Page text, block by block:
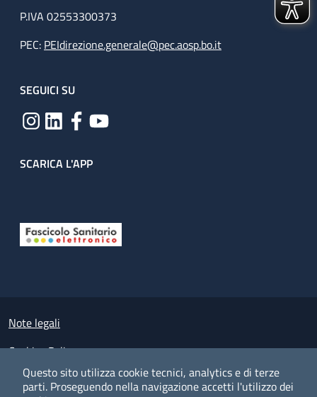
Questo sito utilizza cookie tecnici, analytics e di terze
parti. Proseguendo nella navigazione accetti l'utilizzo dei
P.IVA 02553300373
PEC: PEIdirezione.generale@pec.aosp.bo.it
SEGUICI SU
SCARICA L'APP
Small prints
Note legali
Cookies Policy
Policy privacy e protezione del dato personale